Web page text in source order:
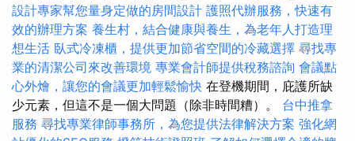
設計專家幫您量身定做的房間設計 護照代辦服務，快速有
效的辦理方案 養生村，結合健康與養生，為老年人打造理
想生活 臥式冷凍櫃，提供更加節省空間的冷藏選擇 尋找專
業的清潔公司來改善環境 專業會計師提供稅務諮詢 會議點
心外燴，讓您的會議更加輕鬆愉快 在登機期間，庇護所缺
少元素，但這不是一個大問題（除非時間糟）。 台中推拿
服務 尋找專業律師事務所，為您提供法律解決方案 強化網